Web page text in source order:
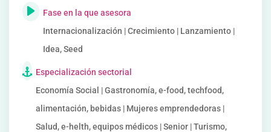
Fase en la que asesora
Internacionalización | Crecimiento | Lanzamiento |
Idea, Seed
Especialización sectorial
Economía Social | Gastronomía, e-food, techfood,
alimentación, bebidas | Mujeres emprendedoras |
Salud, e-helth, equipos médicos | Senior | Turismo,